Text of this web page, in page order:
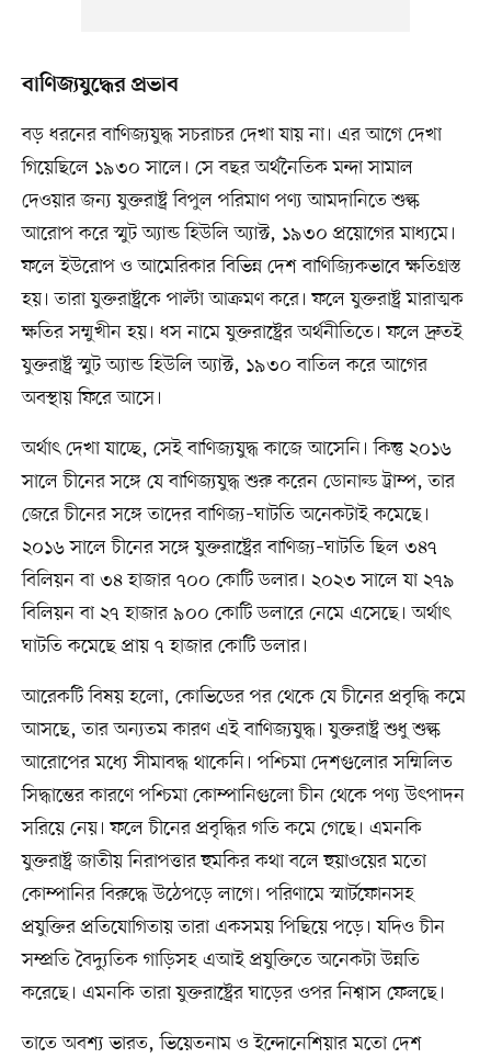
বাণিজ্যযুদ্ধের প্রভাব
বড় ধরনের বাণিজ্যযুদ্ধ সচরাচর দেখা যায় না। এর আগে দেখা
গিয়েছিলে ১৯৩০ সালে। সে বছর অর্থনৈতিক মন্দা সামাল
দেওয়ার জন্য যুক্তরাষ্ট্র বিপুল পরিমাণ পণ্য আমদানিতে শুল্ক
আরোপ করে স্মুট অ্যান্ড হিউলি অ্যাক্ট, ১৯৩০ প্রয়োগের মাধ্যমে।
ফলে ইউরোপ ও আমেরিকার বিভিন্ন দেশ বাণিজ্যিকভাবে ক্ষতিগ্রস্ত
হয়। তারা যুক্তরাষ্ট্রকে পাল্টা আক্রমণ করে। ফলে যুক্তরাষ্ট্র মারাত্মক
ক্ষতির সম্মুখীন হয়। ধস নামে যুক্তরাষ্ট্রের অর্থনীতিতে। ফলে দ্রুতই
যুক্তরাষ্ট্র স্মুট অ্যান্ড হিউলি অ্যাক্ট, ১৯৩০ বাতিল করে আগের
অবস্থায় ফিরে আসে।
অর্থাৎ দেখা যাচ্ছে, সেই বাণিজ্যযুদ্ধ কাজে আসেনি। কিন্তু ২০১৬
সালে চীনের সঙ্গে যে বাণিজ্যযুদ্ধ শুরু করেন ডোনাল্ড ট্রাম্প, তার
জেরে চীনের সঙ্গে তাদের বাণিজ্য–ঘাটতি অনেকটাই কমেছে।
২০১৬ সালে চীনের সঙ্গে যুক্তরাষ্ট্রের বাণিজ্য–ঘাটতি ছিল ৩৪৭
বিলিয়ন বা ৩৪ হাজার ৭০০ কোটি ডলার। ২০২৩ সালে যা ২৭৯
বিলিয়ন বা ২৭ হাজার ৯০০ কোটি ডলারে নেমে এসেছে। অর্থাৎ
ঘাটতি কমেছে প্রায় ৭ হাজার কোটি ডলার।
আরেকটি বিষয় হলো, কোভিডের পর থেকে যে চীনের প্রবৃদ্ধি কমে
আসছে, তার অন্যতম কারণ এই বাণিজ্যযুদ্ধ। যুক্তরাষ্ট্র শুধু শুল্ক
আরোপের মধ্যে সীমাবদ্ধ থাকেনি। পশ্চিমা দেশগুলোর সম্মিলিত
সিদ্ধান্তের কারণে পশ্চিমা কোম্পানিগুলো চীন থেকে পণ্য উৎপাদন
সরিয়ে নেয়। ফলে চীনের প্রবৃদ্ধির গতি কমে গেছে। এমনকি
যুক্তরাষ্ট্র জাতীয় নিরাপত্তার হুমকির কথা বলে হুয়াওয়ের মতো
কোম্পানির বিরুদ্ধে উঠেপড়ে লাগে। পরিণামে স্মার্টফোনসহ
প্রযুক্তির প্রতিযোগিতায় তারা একসময় পিছিয়ে পড়ে। যদিও চীন
সম্প্রতি বৈদ্যুতিক গাড়িসহ এআই প্রযুক্তিতে অনেকটা উন্নতি
করেছে। এমনকি তারা যুক্তরাষ্ট্রের ঘাড়ের ওপর নিশ্বাস ফেলছে।
তাতে অবশ্য ভারত, ভিয়েতনাম ও ইন্দোনেশিয়ার মতো দেশ